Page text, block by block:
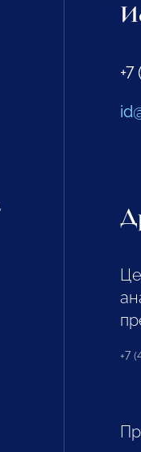
+7
+7